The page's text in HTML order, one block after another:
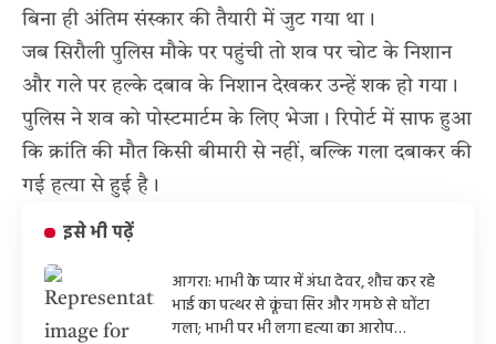
बिना ही अंतिम संस्कार की तैयारी में जुट गया था।
जब सिरौली पुलिस मौके पर पहुंची तो शव पर चोट के निशान
और गले पर हल्के दबाव के निशान देखकर उन्हें शक हो गया।
पुलिस ने शव को पोस्टमार्टम के लिए भेजा। रिपोर्ट में साफ हुआ
कि क्रांति की मौत किसी बीमारी से नहीं, बल्कि गला दबाकर की
गई हत्या से हुई है।
इसे भी पढ़ें
आगरा: भाभी के प्यार में अंधा देवर, शौच कर रहे
भाई का पत्थर से कूंचा सिर और गमछे से घोंटा
गला; भाभी पर भी लगा हत्या का आरोप…